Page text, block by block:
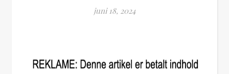
juni 18, 2024